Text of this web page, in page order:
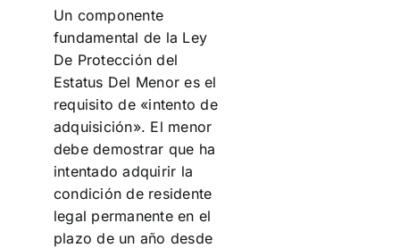
Un componente
fundamental de la Ley
De Protección del
Estatus Del Menor es el
requisito de «intento de
adquisición». El menor
debe demostrar que ha
intentado adquirir la
condición de residente
legal permanente en el
plazo de un año desde